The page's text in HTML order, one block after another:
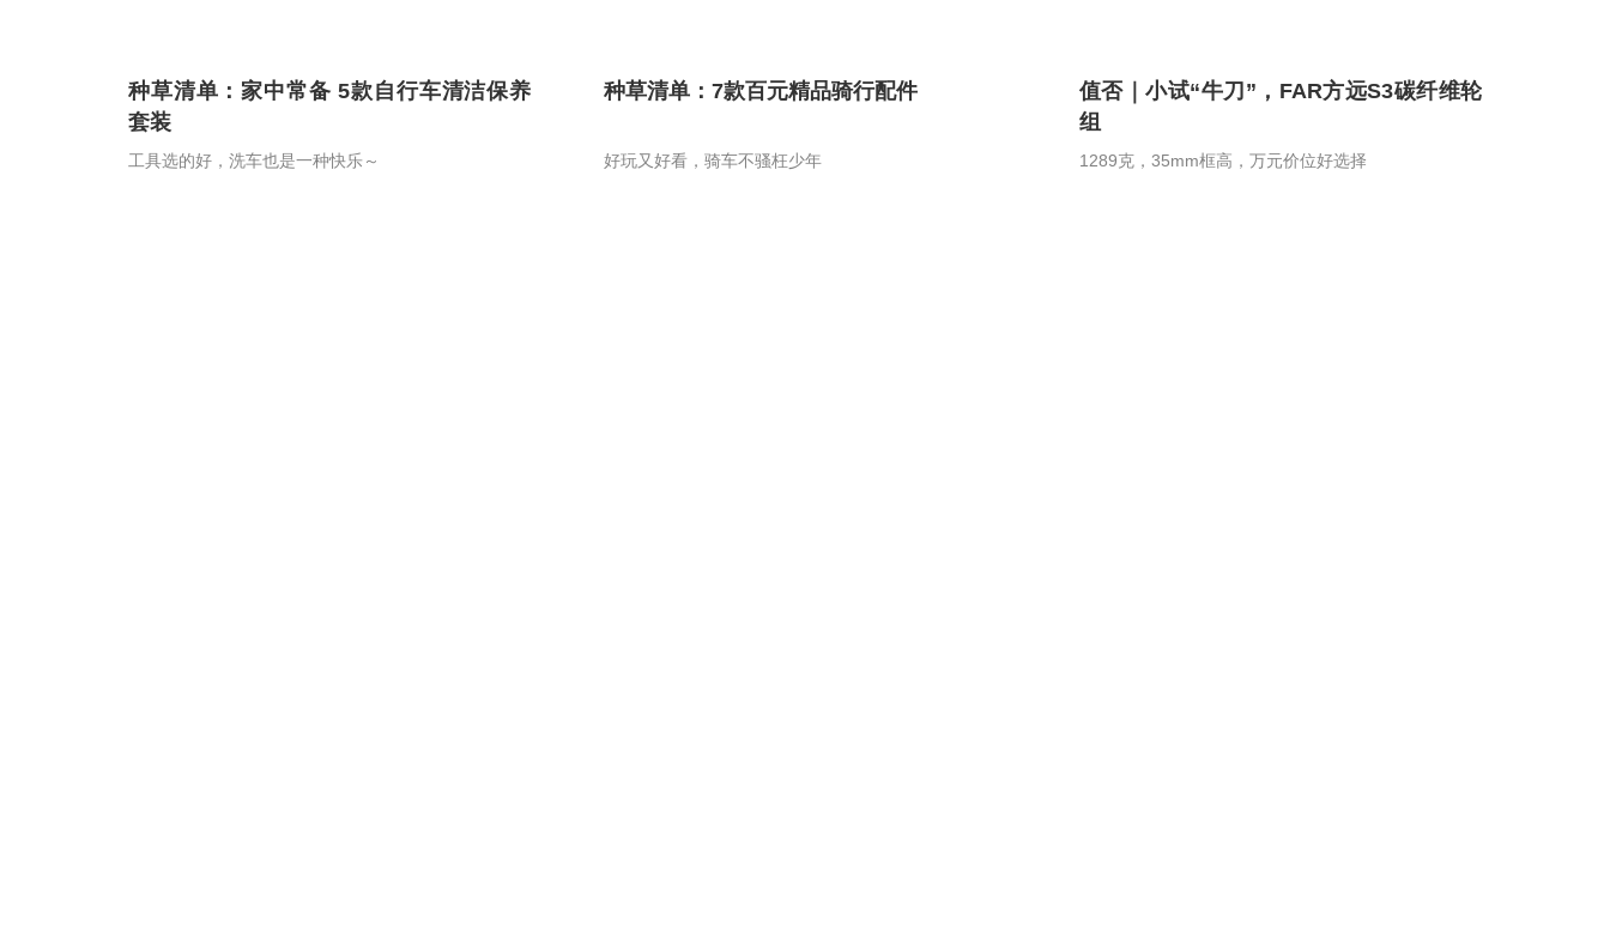
种草清单：家中常备 5款自行车清洁保养
套装
工具选的好，洗车也是一种快乐～
种草清单：7款百元精品骑行配件
好玩又好看，骑车不骚枉少年
值否｜小试“牛刀”，FAR方远S3碳纤维轮
组
1289克，35mm框高，万元价位好选择